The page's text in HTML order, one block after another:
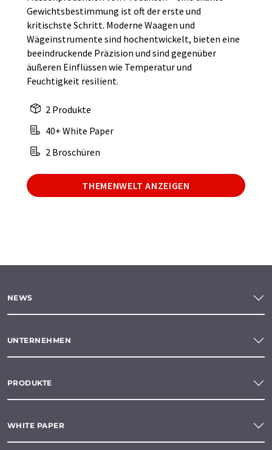
Gewichtsbestimmung ist oft der erste und
kritischste Schritt. Moderne Waagen und
Wägeinstrumente sind hochentwickelt, bieten eine
beeindruckende Präzision und sind gegenüber
äußeren Einflüssen wie Temperatur und
Feuchtigkeit resilient.
2 Produkte
40+ White Paper
2 Broschüren
THEMENWELT ANZEIGEN
NEWS
UNTERNEHMEN
PRODUKTE
WHITE PAPER